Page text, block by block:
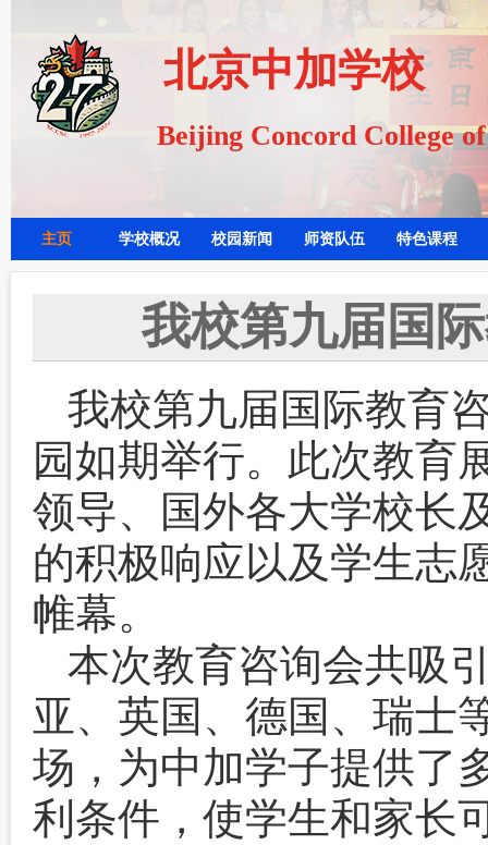
北京中加学校
Beijing Concord College
主页 学校概况 校园新闻 师资队伍 特色课程
我校第九届国
我校第九届国际教育
园如期举行。此次教育
领导、国外各大学校长
的积极响应以及学生志
帷幕。
本次教育咨询会共吸
亚、英国、德国、瑞士
场，为中加学子提供了
利条件，使学生和家长